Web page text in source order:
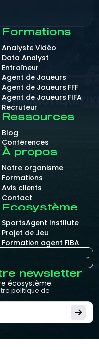
Formations
Analyste Vidéo
Data Analyst
Entraîneur
Agent de Joueurs
Agent de Joueurs FFF
Agent de Joueurs FIFA
Recruteur
Ressources
Blog
Conférences
À propos
Notre organisme
Formations
Avis clients
Contact
Ecosystème
SportsAgent Institute
Projet de Jeu
Formation agent FIBA
newsletter
écosystème.
politique de